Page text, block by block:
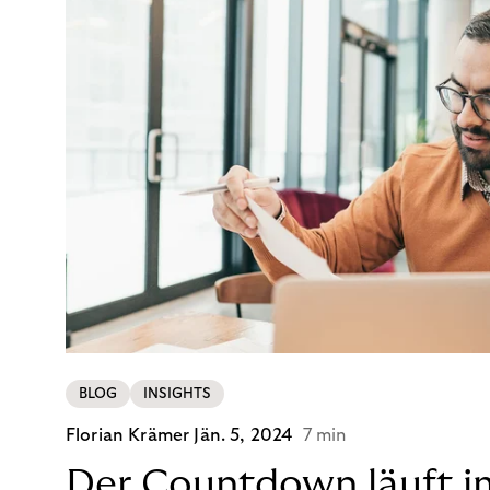
BLOG INSIGHTS
Florian Krämer Jän. 5, 2024 7 min